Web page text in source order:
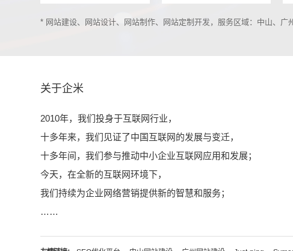
* 网站建设、网站设计、网站制作、网站定制开发，服务区域：中山、
关于企米
2010年，我们投身于互联网行业，
十多年来，我们见证了中国互联网的发展与变迁，
十多年间，我们参与推动中小企业互联网应用和发展；
今天，在全新的互联网环境下，
我们持续为企业网络营销提供新的智慧和服务；
……